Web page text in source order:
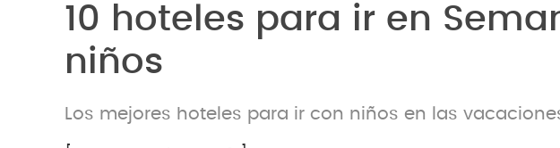
10 hoteles para ir en
niños
Los mejores hoteles para ir con niños en las